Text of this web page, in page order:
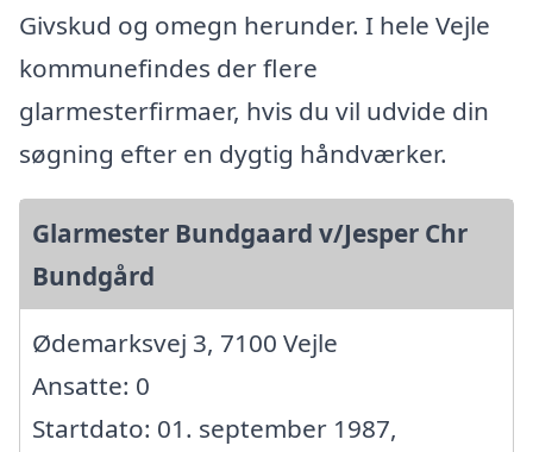
Givskud og omegn herunder. I hele Vejle
kommunefindes der flere
glarmesterfirmaer, hvis du vil udvide din
søgning efter en dygtig håndværker.
Glarmester Bundgaard v/Jesper Chr
Bundgård
Ødemarksvej 3, 7100 Vejle
Ansatte: 0
Startdato: 01. september 1987,